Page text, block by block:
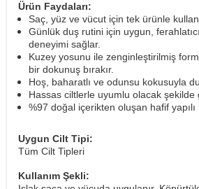
Ürün Faydaları:
Saç, yüz ve vücut için tek ürünle
Günlük duş rutini için uygun,
deneyimi sağlar.
Kuzey yosunu ile zenginleştirilmiş
bir dokunuş bırakır.
Hoş, baharatlı ve odunsu kokusuyla
Hassas ciltlerle uyumlu olacak şekilde
%97 doğal içerikten oluşan hafif
Uygun Cilt Tipi:
Tüm Cilt Tipleri
Kullanım Şekli: